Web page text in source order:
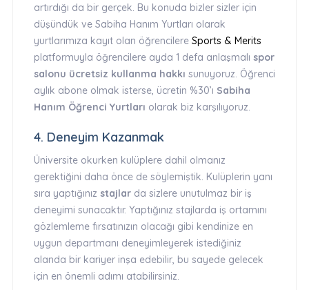
artırdığı da bir gerçek. Bu konuda bizler sizler için
düşündük ve Sabiha Hanım Yurtları olarak
yurtlarımıza kayıt olan öğrencilere Sports & Merits
platformuyla öğrencilere ayda 1 defa anlaşmalı spor
salonu ücretsiz kullanma hakkı sunuyoruz. Öğrenci
aylık abone olmak isterse, ücretin %30’ı Sabiha
Hanım Öğrenci Yurtları olarak biz karşılıyoruz.
4. Deneyim Kazanmak
Üniversite okurken kulüplere dahil olmanız
gerektiğini daha önce de söylemiştik. Kulüplerin yanı
sıra yaptığınız stajlarda sizlere unutulmaz bir iş
deneyimi sunacaktır. Yaptığınız stajlarda iş ortamını
gözlemleme fırsatınızın olacağı gibi kendinize en
uygun departmanı deneyimleyerek istediğiniz
alanda bir kariyer inşa edebilir, bu sayede gelecek
için en önemli adımı atabilirsiniz.